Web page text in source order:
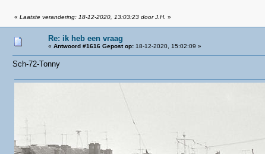
« Laatste verandering: 18-12-2020, 13:03:23 door J.H. »
Re: ik heb een vraag
« Antwoord #1616 Gepost op:18-12-2020, 15:02:09 »
Sch-72-Tonny